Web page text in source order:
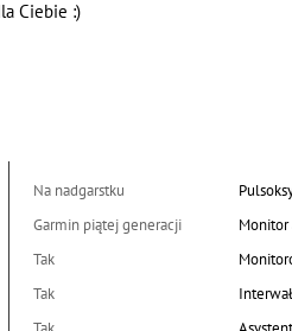
Ciebie :)
Na nadgarstku
Garmin piątej generacji
Tak
Tak